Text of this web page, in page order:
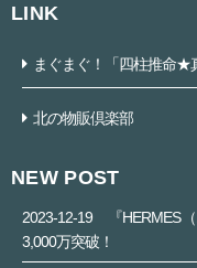
LINK
まぐまぐ！「四柱推命★
北の物販倶楽部
NEW POST
2023-12-19
『HERMES
3,000万突破！